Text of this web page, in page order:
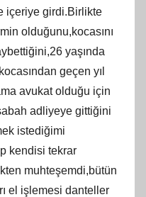
içeriye girdi.Birlikte
olduğunu,kocasını
yaşında
geçen yıl
avukat olduğu için
adliyeye gittiğini
istediğimi
kendisi tekrar
muhteşemdi,bütün
el işlemesi danteller